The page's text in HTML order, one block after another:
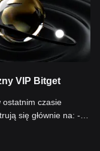
Użytkownicy
sektorach spot +
na akcje i
VIP Bitget
ostatnim czasie
się głównie na: -